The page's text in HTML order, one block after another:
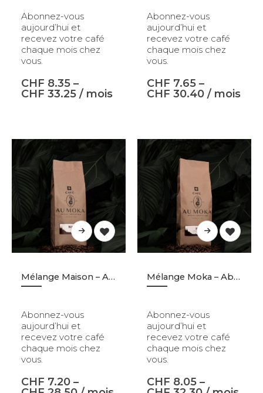
Abonnez-vous
aujourd’hui et
recevez votre café
chaque mois chez
vous.
CHF 8.35 –
CHF 33.25 / mois
Abonnez-vous
aujourd’hui et
recevez votre café
chaque mois chez
vous.
CHF 7.65 –
CHF 30.40 / mois
Mélange Maison – Abonnement
Abonnez-vous
aujourd’hui et
recevez votre café
chaque mois chez
vous.
CHF 7.20 –
Mélange Moka – Abonnement
Abonnez-vous
aujourd’hui et
recevez votre café
chaque mois chez
vous.
CHF 8.05 –
5.00out of 5
CHF9.90 5.00 out of 5
CHF9.90